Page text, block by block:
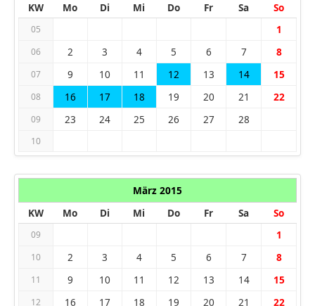
KW
Mo Di Mi Do Fr Sa So
05 1
06 2 3 4 5 6 7 8
07 9 10 11 12 13 14 15
08 16 17 18 19 20 21 22
09 23 24 25 26 27 28
10
März 2015
KW
Mo Di Mi Do Fr Sa So
09 1
10 2 3 4 5 6 7 8
11 9 10 11 12 13 14 15
12 16 17 18 19 20 21 22